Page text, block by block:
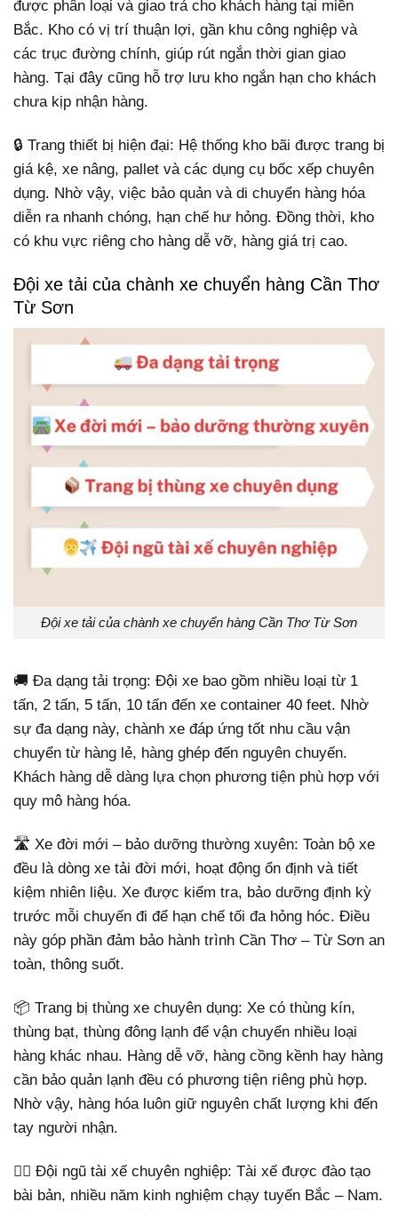
được phân loại và giao trả cho khách hàng tại miền
Bắc. Kho có vị trí thuận lợi, gần khu công nghiệp và
các trục đường chính, giúp rút ngắn thời gian giao
hàng. Tại đây cũng hỗ trợ lưu kho ngắn hạn cho khách
chưa kịp nhận hàng.
🔒 Trang thiết bị hiện đại: Hệ thống kho bãi được trang bị
giá kệ, xe nâng, pallet và các dụng cụ bốc xếp chuyên
dụng. Nhờ vậy, việc bảo quản và di chuyển hàng hóa
diễn ra nhanh chóng, hạn chế hư hỏng. Đồng thời, kho
có khu vực riêng cho hàng dễ vỡ, hàng giá trị cao.
Đội xe tải của chành xe chuyển hàng Cần Thơ
Từ Sơn
Đội xe tải của chành xe chuyển hàng Cần Thơ Từ Sơn
🚚 Đa dạng tải trọng: Đội xe bao gồm nhiều loại từ 1
tấn, 2 tấn, 5 tấn, 10 tấn đến xe container 40 feet. Nhờ
sự đa dạng này, chành xe đáp ứng tốt nhu cầu vận
chuyển từ hàng lẻ, hàng ghép đến nguyên chuyến.
Khách hàng dễ dàng lựa chọn phương tiện phù hợp với
quy mô hàng hóa.
🛣️ Xe đời mới – bảo dưỡng thường xuyên: Toàn bộ xe
đều là dòng xe tải đời mới, hoạt động ổn định và tiết
kiệm nhiên liệu. Xe được kiểm tra, bảo dưỡng định kỳ
trước mỗi chuyến đi để hạn chế tối đa hỏng hóc. Điều
này góp phần đảm bảo hành trình Cần Thơ – Từ Sơn an
toàn, thông suốt.
📦 Trang bị thùng xe chuyên dụng: Xe có thùng kín,
thùng bạt, thùng đông lạnh để vận chuyển nhiều loại
hàng khác nhau. Hàng dễ vỡ, hàng cồng kềnh hay hàng
cần bảo quản lạnh đều có phương tiện riêng phù hợp.
Nhờ vậy, hàng hóa luôn giữ nguyên chất lượng khi đến
tay người nhận.
👨‍✈️ Đội ngũ tài xế chuyên nghiệp: Tài xế được đào tạo
bài bản, nhiều năm kinh nghiệm chạy tuyến Bắc – Nam.